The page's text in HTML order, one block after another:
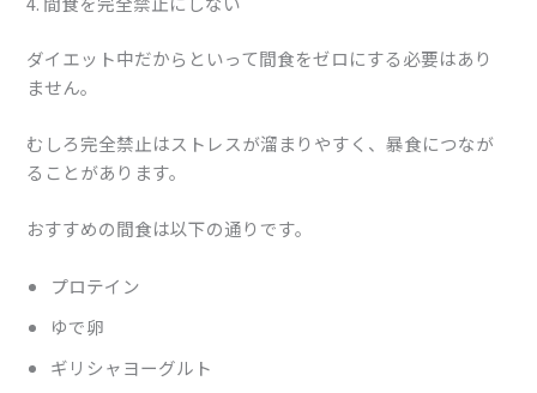
ダイエット中だからといって間食をゼロにする必要はあり
ません。
むしろ完全禁止はストレスが溜まりやすく、暴食につなが
ることがあります。
おすすめの間食は以下の通りです。
プロテイン
ゆで卵
ギリシャヨーグルト